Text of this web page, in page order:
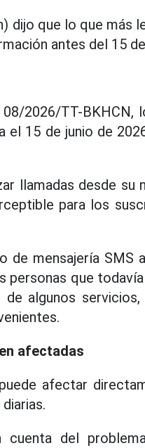
dijo que lo que más
antes del 15
2026/TT-BKHCN,
15 de junio de
llamadas desde su
para los
de mensajería SMS
que
algunos
afectadas
afectar
del